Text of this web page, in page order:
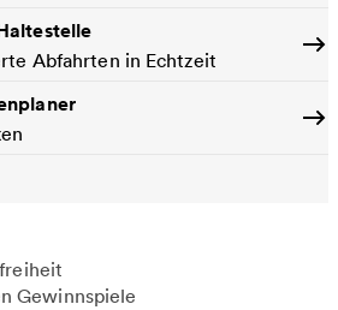
Abfahrten in Echtzeit
Gewinnspiele